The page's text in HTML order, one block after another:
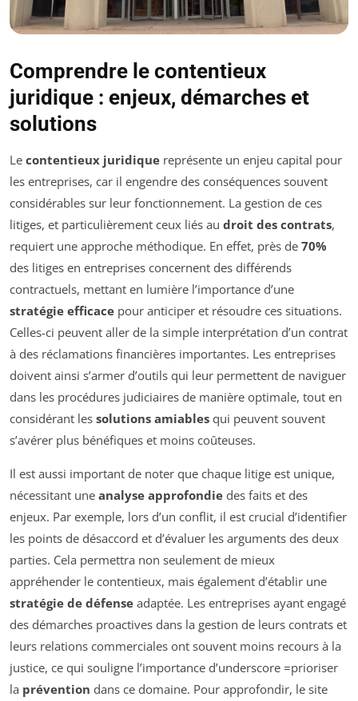
Comprendre le contentieux
juridique : enjeux, démarches et
solutions
Le contentieux juridique représente un enjeu capital pour
les entreprises, car il engendre des conséquences souvent
considérables sur leur fonctionnement. La gestion de ces
litiges, et particulièrement ceux liés au droit des contrats,
requiert une approche méthodique. En effet, près de 70%
des litiges en entreprises concernent des différends
contractuels, mettant en lumière l’importance d’une
stratégie efficace pour anticiper et résoudre ces situations.
Celles-ci peuvent aller de la simple interprétation d’un contrat
à des réclamations financières importantes. Les entreprises
doivent ainsi s’armer d’outils qui leur permettent de naviguer
dans les procédures judiciaires de manière optimale, tout en
considérant les solutions amiables qui peuvent souvent
s’avérer plus bénéfiques et moins coûteuses.
Il est aussi important de noter que chaque litige est unique,
nécessitant une analyse approfondie des faits et des
enjeux. Par exemple, lors d’un conflit, il est crucial d’identifier
les points de désaccord et d’évaluer les arguments des deux
parties. Cela permettra non seulement de mieux
appréhender le contentieux, mais également d’établir une
stratégie de défense adaptée. Les entreprises ayant engagé
des démarches proactives dans la gestion de leurs contrats et
leurs relations commerciales ont souvent moins recours à la
justice, ce qui souligne l’importance d’underscore =prioriser
la prévention dans ce domaine. Pour approfondir, le site